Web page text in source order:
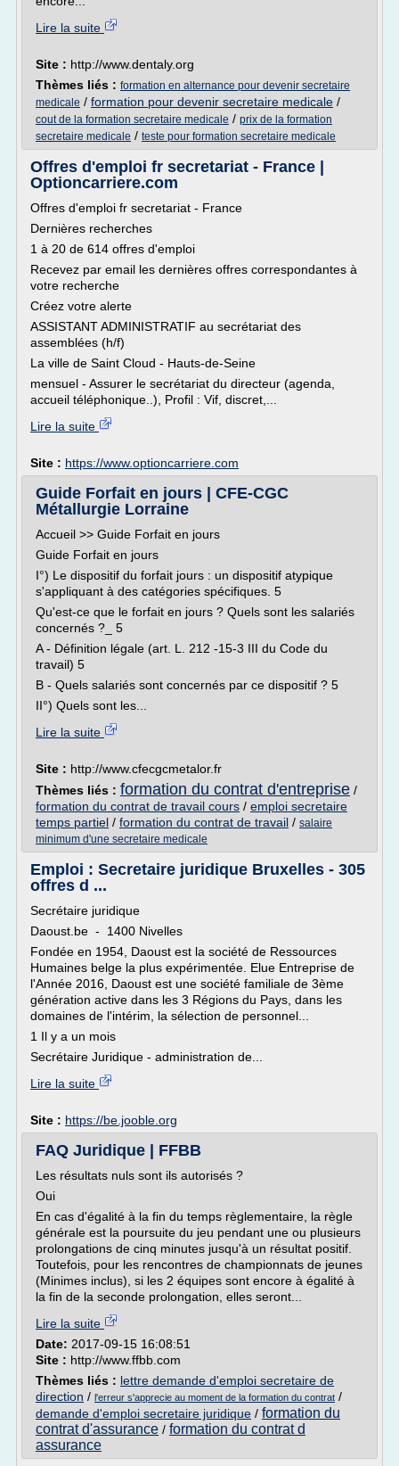
Lire la suite
Site : http://www.dentaly.org
Thèmes liés : formation en alternance pour devenir secretaire
medicale / formation pour devenir secretaire medicale /
cout de la formation secretaire medicale / prix de la formation
secretaire medicale / teste pour formation secretaire medicale
Offres d'emploi fr secretariat - France |
Optioncarriere.com
Offres d'emploi fr secretariat - France
Dernières recherches
1 à 20 de 614 offres d'emploi
Recevez par email les dernières offres correspondantes à
votre recherche
Créez votre alerte
ASSISTANT ADMINISTRATIF au secrétariat des
assemblées (h/f)
La ville de Saint Cloud - Hauts-de-Seine
mensuel - Assurer le secrétariat du directeur (agenda,
accueil téléphonique..), Profil : Vif, discret,...
Lire la suite
Site : https://www.optioncarriere.com
Guide Forfait en jours | CFE-CGC
Métallurgie Lorraine
Accueil >> Guide Forfait en jours
Guide Forfait en jours
I°) Le dispositif du forfait jours : un dispositif atypique
s'appliquant à des catégories spécifiques. 5
Qu'est-ce que le forfait en jours ? Quels sont les salariés
concernés ?_ 5
A - Définition légale (art. L. 212 -15-3 III du Code du
travail) 5
B - Quels salariés sont concernés par ce dispositif ? 5
II°) Quels sont les...
Lire la suite
Site : http://www.cfecgcmetalor.fr
Thèmes liés : formation du contrat d'entreprise /
formation du contrat de travail cours / emploi secretaire
temps partiel / formation du contrat de travail / salaire
minimum d'une secretaire medicale
Emploi : Secretaire juridique Bruxelles - 305
offres d ...
Secrétaire juridique
Daoust.be - 1400 Nivelles
Fondée en 1954, Daoust est la société de Ressources
Humaines belge la plus expérimentée. Elue Entreprise de
l'Année 2016, Daoust est une société familiale de 3ème
génération active dans les 3 Régions du Pays, dans les
domaines de l'intérim, la sélection de personnel...
1 Il y a un mois
Secrétaire Juridique - administration de...
Lire la suite
Site : https://be.jooble.org
FAQ Juridique | FFBB
Les résultats nuls sont ils autorisés ?
Oui
En cas d'égalité à la fin du temps règlementaire, la règle
générale est la poursuite du jeu pendant une ou plusieurs
prolongations de cinq minutes jusqu'à un résultat positif.
Toutefois, pour les rencontres de championnats de jeunes
(Minimes inclus), si les 2 équipes sont encore à égalité à
la fin de la seconde prolongation, elles seront...
Lire la suite
Date: 2017-09-15 16:08:51
Site : http://www.ffbb.com
Thèmes liés : lettre demande d'emploi secretaire de
direction / l'erreur s'apprecie au moment de la formation du contrat /
demande d'emploi secretaire juridique / formation du
contrat d'assurance / formation du contrat d
assurance